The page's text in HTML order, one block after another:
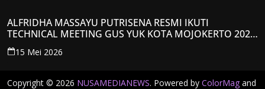
ALFRIDHA MASSAYU PUTRISENA RESMI IKUTI
TECHNICAL MEETING GUS YUK KOTA MOJOKERTO 2026,
KANTONGI NOMOR PESERTA Y008
15 Mei 2026
Copyright © 2026 NUSAMEDIANEWS. Powered by ColorMag and